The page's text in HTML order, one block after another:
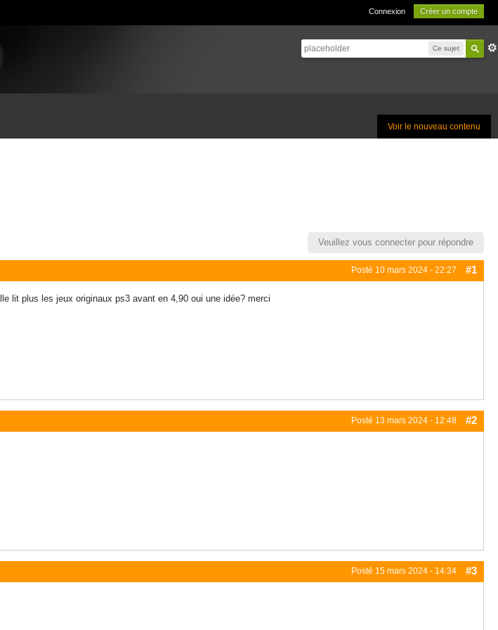
Connexion Créer un compte
Ce sujet
Voir le nouveau contenu
Veuillez vous connecter pour répondre
Posté 10 mars 2024 - 22:27 #1
lit plus les jeux originaux ps3 avant en 4,90 oui une idée? merci
Posté 13 mars 2024 - 12:48 #2
Posté 15 mars 2024 - 14:34 #3